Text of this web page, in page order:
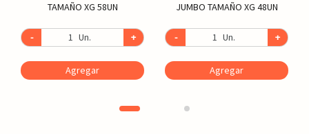
TAMAÑO XG 58UN
- Un. +
Agregar
JUMBO TAMAÑO XG 48UN
- Un. +
Agregar